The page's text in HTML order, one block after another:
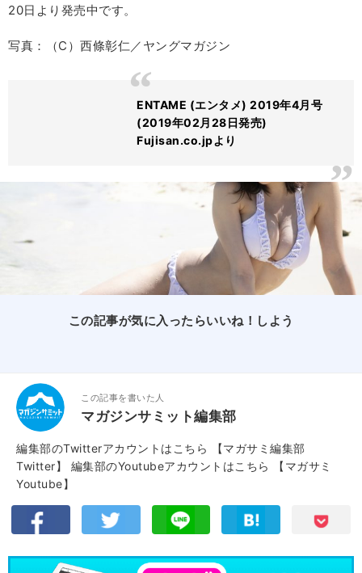
20日より発売中です。
写真：（C）西條彰仁／ヤングマガジン
ENTAME (エンタメ) 2019年4月号
(2019年02月28日発売)
Fujisan.co.jpより
この記事が気に入ったらいいね！しよう
この記事を書いた人
マガジンサミット編集部
編集部のTwitterアカウントはこちら
【マガサミ編集部
Twitter】
編集部のYoutubeアカウントはこちら
【マガサミ
Youtube】